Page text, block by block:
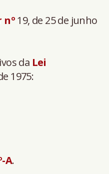
nº19, de 25 de junho
da Lei
1975:
A.